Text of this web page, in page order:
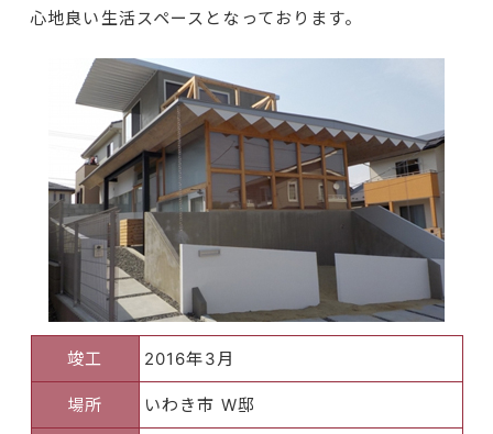
心地良い生活スペースとなっております。
竣工 2016年3月
場所 いわき市 W邸